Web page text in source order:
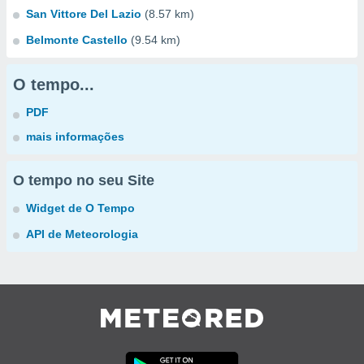
San Vittore Del Lazio (8.57 km)
Belmonte Castello (9.54 km)
O tempo...
PDF
mais informações
O tempo no seu Site
Widget de O Tempo
API de Meteorologia